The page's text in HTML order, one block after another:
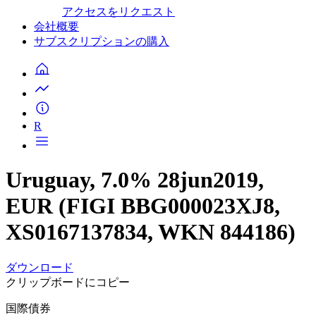
アクセスをリクエスト
会社概要
サブスクリプションの購入
R
Uruguay, 7.0% 28jun2019,
EUR (FIGI BBG000023XJ8,
XS0167137834, WKN 844186)
ダウンロード
クリップボードにコピー
国際債券